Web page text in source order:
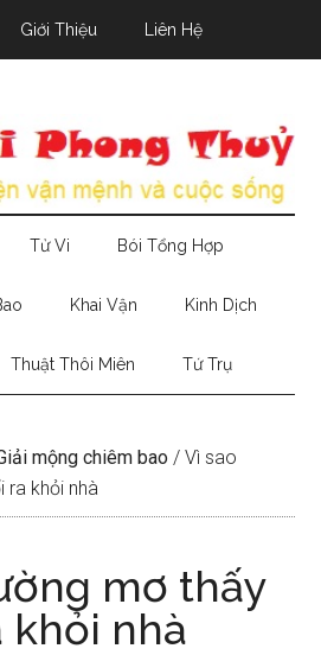
Giới Thiệu Liên Hệ
Tử Vi Bói Tổng Hợp
Khai Vận Kinh Dịch
Thuật Thôi Miên Tứ Trụ
mộng chiêm bao / Vì sao
ra khỏi nhà
mơ thấy
khỏi nhà